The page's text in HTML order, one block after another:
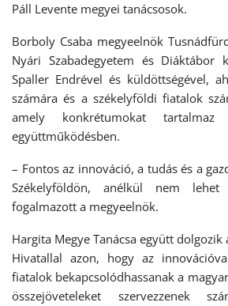
Páll Levente megyei tanácsosok.
Borboly Csaba megyeelnök
Nyári Szabadegyetem és Diáktábor
Spaller Endrével és küldöttségével,
számára és a székelyföldi fiatalok
amely konkrétumokat tartalmaz
együttműködésben.
– Fontos az innováció, a tudás és a
Székelyföldön, anélkül nem
fogalmazott a megyeelnök.
Hargita Megye Tanácsa együtt
Hivatallal azon, hogy az
fiatalok bekapcsolódhassanak a
összejöveteleket szervezzenek